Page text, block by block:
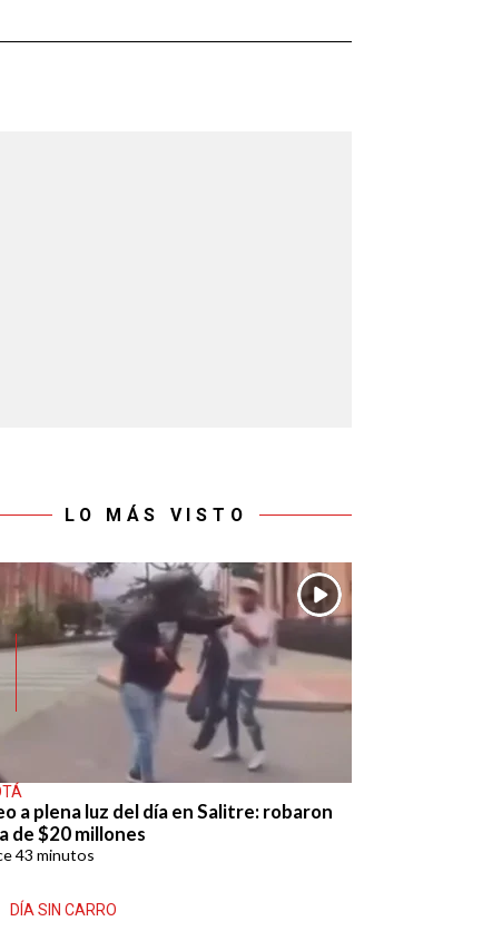
LO MÁS VISTO
a plena luz del día en Salitre: robaron
de $20 millones
43 minutos
DÍA SIN CARRO